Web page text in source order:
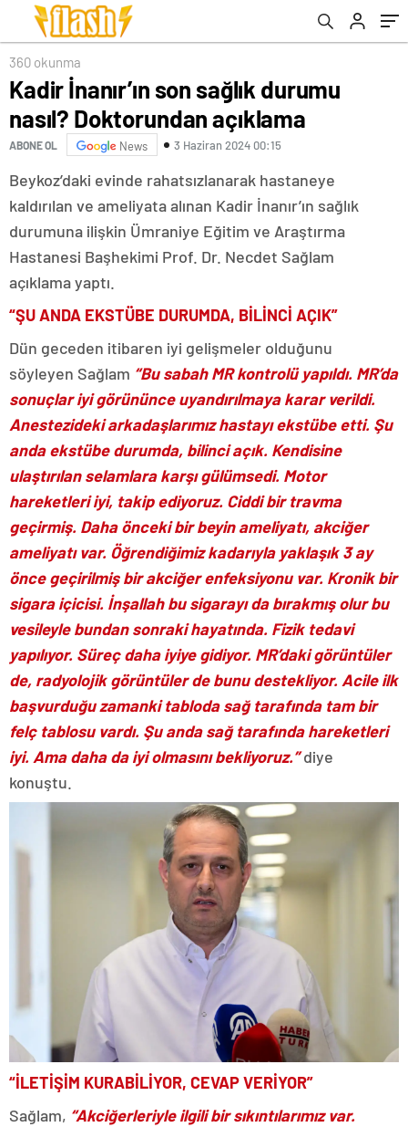
360 okunma
Kadir İnanır’ın son sağlık durumu
nasıl? Doktorundan açıklama
ABONE OL News 3 Haziran 2024 00:15
Beykoz’daki evinde rahatsızlanarak hastaneye
kaldırılan ve ameliyata alınan Kadir İnanır’ın sağlık
durumuna ilişkin Ümraniye Eğitim ve Araştırma
Hastanesi Başhekimi Prof. Dr. Necdet Sağlam
açıklama yaptı.
“ŞU ANDA EKSTÜBE DURUMDA, BİLİNCİ AÇIK”
Dün geceden itibaren iyi gelişmeler olduğunu
söyleyen Sağlam “Bu sabah MR kontrolü yapıldı. MR’da
sonuçlar iyi görününce uyandırılmaya karar verildi.
Anestezideki arkadaşlarımız hastayı ekstübe etti. Şu
anda ekstübe durumda, bilinci açık. Kendisine
ulaştırılan selamlara karşı gülümsedi. Motor
hareketleri iyi, takip ediyoruz. Ciddi bir travma
geçirmiş. Daha önceki bir beyin ameliyatı, akciğer
ameliyatı var. Öğrendiğimiz kadarıyla yaklaşık 3 ay
önce geçirilmiş bir akciğer enfeksiyonu var. Kronik bir
sigara içicisi. İnşallah bu sigarayı da bırakmış olur bu
vesileyle bundan sonraki hayatında. Fizik tedavi
yapılıyor. Süreç daha iyiye gidiyor. MR’daki görüntüler
de, radyolojik görüntüler de bunu destekliyor. Acile ilk
başvurduğu zamanki tabloda sağ tarafında tam bir
felç tablosu vardı. Şu anda sağ tarafında hareketleri
iyi. Ama daha da iyi olmasını bekliyoruz.”diye
konuştu.
“İLETİŞİM KURABİLİYOR, CEVAP VERİYOR”
Sağlam, “Akciğerleriyle ilgili bir sıkıntılarımız var.